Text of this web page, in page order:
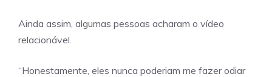
Ainda assim, algumas pessoas acharam o vídeo
relacionável.
“Honestamente, eles nunca poderiam me fazer odiar